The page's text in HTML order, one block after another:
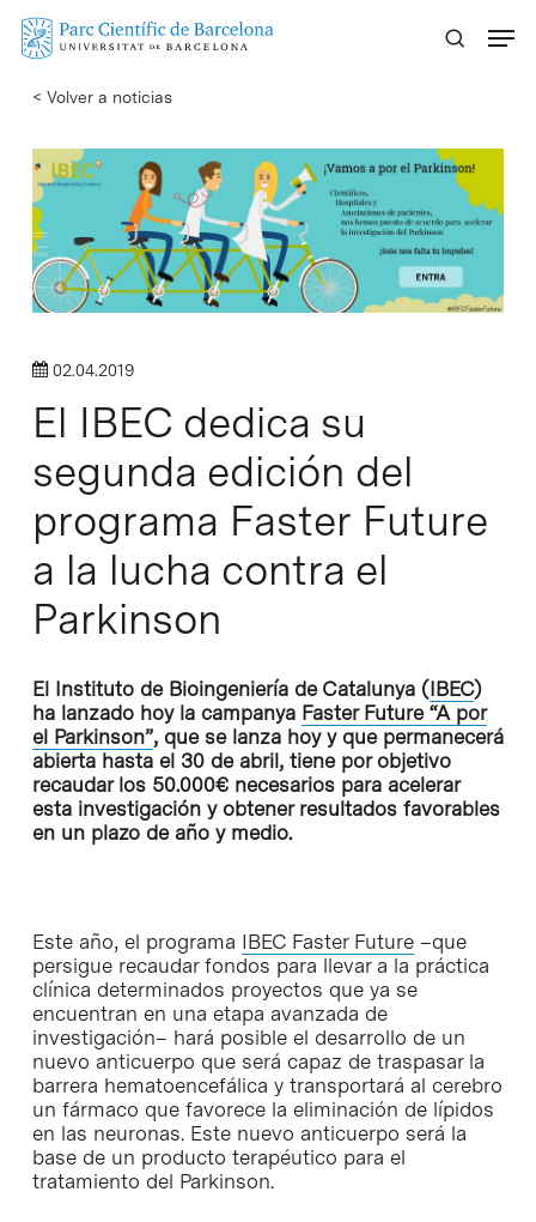
Skip
content
< Volver a noticias
02.04.2019
El IBEC dedica su
segunda edición del
programa Faster Future
a la lucha contra el
Parkinson
El Instituto de Bioingeniería de Catalunya (IBEC)
ha lanzado hoy la campanya Faster Future “A por
el Parkinson”, que se lanza hoy y que permanecerá
abierta hasta el 30 de abril, tiene por objetivo
recaudar los 50.000€ necesarios para acelerar
esta investigación y obtener resultados favorables
en un plazo de año y medio.
Este año, el programa IBEC Faster Future–que
persigue recaudar fondos para llevar a la práctica
clínica determinados proyectos que ya se
encuentran en una etapa avanzada de
investigación– hará posible el desarrollo de un
nuevo anticuerpo que será capaz de traspasar la
barrera hematoencefálica y transportará al cerebro
un fármaco que favorece la eliminación de lípidos
en las neuronas. Este nuevo anticuerpo será la
base de un producto terapéutico para el
tratamiento del Parkinson.